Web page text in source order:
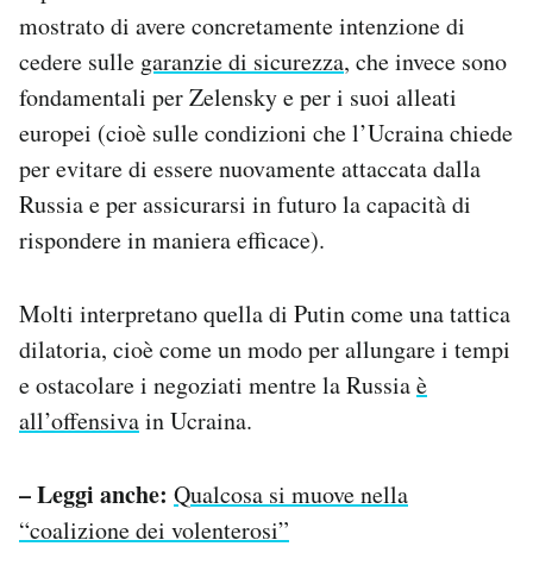
mostrato di avere concretamente intenzione di
cedere sulle garanzie di sicurezza, che invece sono
fondamentali per Zelensky e per i suoi alleati
europei (cioè sulle condizioni che l’Ucraina chiede
per evitare di essere nuovamente attaccata dalla
Russia e per assicurarsi in futuro la capacità di
rispondere in maniera efficace).
Molti interpretano quella di Putin come una tattica
dilatoria, cioè come un modo per allungare i tempi
e ostacolare i negoziati mentre la Russiaè
all’offensivain Ucraina.
– Leggi anche: Qualcosa si muove nella
“coalizione dei volenterosi”